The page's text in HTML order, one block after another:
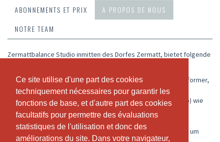
Ce site utilise d'une part des cookies
techniquement nécessaires pour garantir les
fonctions de base, et d'autre part des cookies
facultatifs pour permettre des évaluations
statistiques de l'utilisation et donc des
améliorations du site. Dans votre navigateur,
Ce site utilise d'une part des cookies
techniquement nécessaires pour garantir les
fonctions de base, et d'autre part des cookies
facultatifs pour permettre des évaluations
statistiques de l'utilisation et donc des
améliorations du site. Dans votre navigateur,
ABONNEMENTS ET PRIX
A PROPOS DE NOUS
NOTRE TEAM
Zermattbalance Studio inmitten des Dorfes Zermatt, bietet folgende
Pilates Matte, Slings Myofasziales Training, Pilates Allegro Reformer,
Chair, TRX Training, Yoga Flow, Schwangerschaft & Bewegung,
Rückbildungen Beckenboden und Bodytoning (Beine Bauch Po) wie
Workshops.
Die Kurse können in einer ruhigen Atmosphäre erlebt werden, um